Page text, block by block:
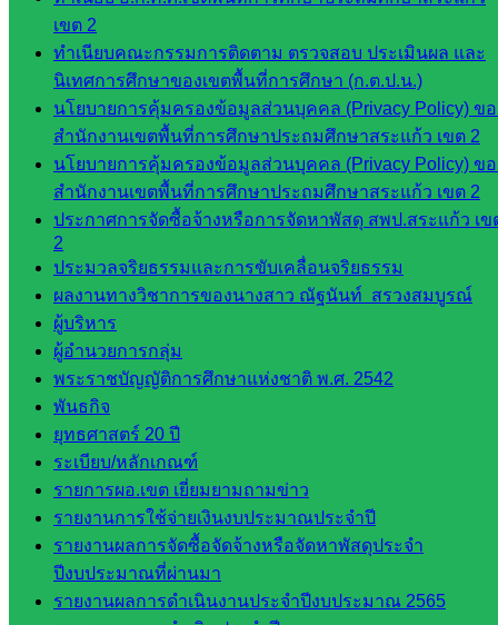
เขต 2
ทำเนียบคณะกรรมการติดตาม ตรวจสอบ ประเมินผล และ
นิเทศการศึกษาของเขตพื้นที่การศึกษา (ก.ต.ป.น.)
นโยบายการคุ้มครองข้อมูลส่วนบุคคล (Privacy Policy) ข
สำนักงานเขตพื้นที่การศึกษาประถมศึกษาสระแก้ว เขต 2
นโยบายการคุ้มครองข้อมูลส่วนบุคคล (Privacy Policy) ข
สำนักงานเขตพื้นที่การศึกษาประถมศึกษาสระแก้ว เขต 2
ประกาศการจัดซื้อจ้างหรือการจัดหาพัสดุ สพป.สระแก้ว เข
2
ประมวลจริยธรรมและการขับเคลื่อนจริยธรรม
ผลงานทางวิชาการของนางสาว ณัฐนันท์ สรวงสมบูรณ์
ผู้บริหาร
ผู้อำนวยการกลุ่ม
พระราชบัญญัติการศึกษาแห่งชาติ พ.ศ. 2542
พันธกิจ
ยุทธศาสตร์ 20 ปี
ระเบียบ/หลักเกณฑ์
รายการผอ.เขต เยี่ยมยามถามข่าว
รายงานการใช้จ่ายเงินงบประมาณประจำปี
รายงานผลการจัดซื้อจัดจ้างหรือจัดหาพัสดุประจำ
ปีงบประมาณที่ผ่านมา
รายงานผลการดำเนินงานประจำปีงบประมาณ 2565
อ.ค.ก.ศ.เขต
พื้นที่การ
ศึกษา
ดาวน์โหลด
เอกสาร
มอำนวย
การ
กลุ่ม
บริหาร
งานงาน
เงินและ
สินทรัพย์
กลุ่มน
โยบาย
และแผน
กลุ่มส่ง
เสริมการ
จัดการ